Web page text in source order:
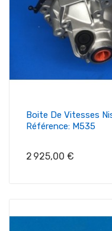
Boite De Vitesses
Référence: M535
Prix
2 925,00 €